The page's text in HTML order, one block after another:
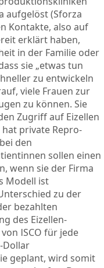
aufgelöst (Sforza
Kontakte, also auf
erklärt haben,
in der Familie oder
sie „etwas tun
zu entwickeln
viele Frauen zur
zu können. Sie
Zugriff auf Eizellen
private Repro-
den
sollen einen
wenn sie der Firma
Modell ist
zu der
bezahlten
des Eizellen-
von ISCO für jede
Dollar
geplant, wird somit